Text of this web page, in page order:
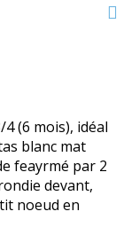
(6 mois), idéal
blanc mat
feayrmé par 2
devant,
noeud en